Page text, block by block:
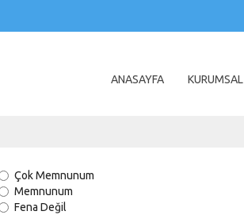
ANASAYFA KURUMSAL
Çok Memnunum
Memnunum
Fena Değil